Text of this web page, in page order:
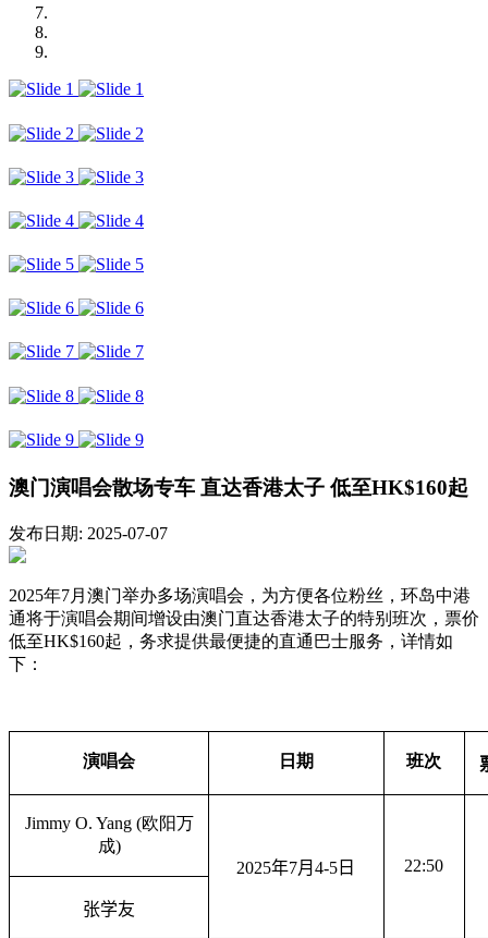
澳门演唱会散场专车 直达香港太子 低至HK$160起
发布日期: 2025-07-07
2025年7月澳门举办多场演唱会，为方便各位粉丝，环岛中港
通将于演唱会期间增设由澳门直达香港太子的特别班次，票价
低至HK$160起，务求提供最便捷的直通巴士服务，详情如
下：
演唱会 日期 班次
Jimmy O. Yang (欧阳万
成)
2025年7月4-5 日 22:50
张学友